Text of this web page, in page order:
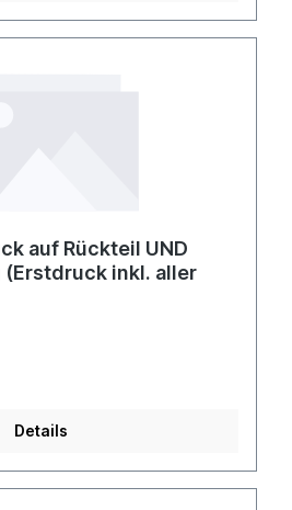
auf Rückteil UND
(Erstdruck inkl. aller
Details